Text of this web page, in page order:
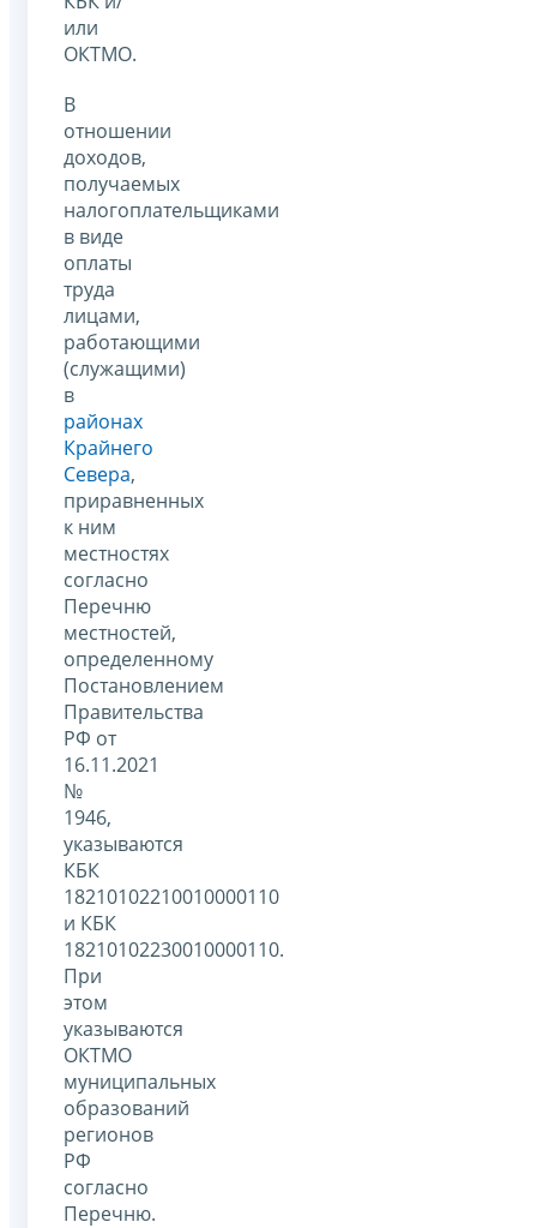
или
ОКТМО.
В
отношении
доходов,
получаемых
налогоплательщиками
в виде
оплаты
труда
лицами,
работающими
(служащими)
в
районах
Крайнего
Севера,
приравненных
к ним
местностях
согласно
Перечню
местностей,
определенному
Постановлением
Правительства
РФ от
16.11.2021
№
1946,
указываются
КБК
18210102210010000110
и КБК
18210102230010000110.
При
этом
указываются
ОКТМО
муниципальных
образований
регионов
РФ
согласно
Перечню.